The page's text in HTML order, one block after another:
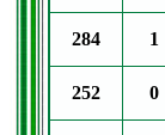
1
284
0
252